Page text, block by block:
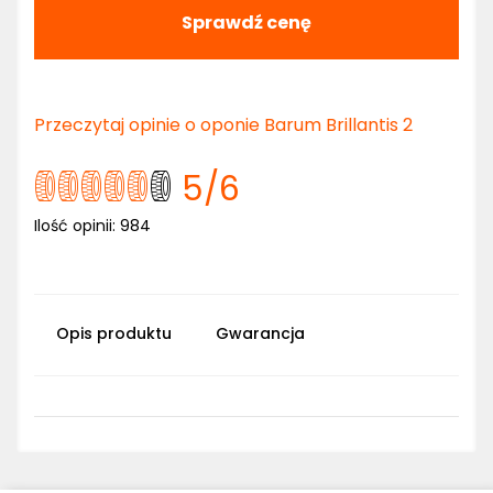
Sprawdź cenę
Przeczytaj opinie o oponie Barum Brillantis 2
5/6
Ilość opinii: 984
Opis produktu Gwarancja